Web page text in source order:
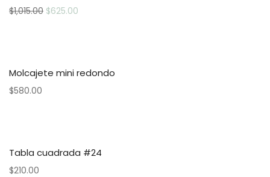
$1,015.00 $625.00
Molcajete mini redondo
$580.00
Tabla cuadrada #24
$210.00